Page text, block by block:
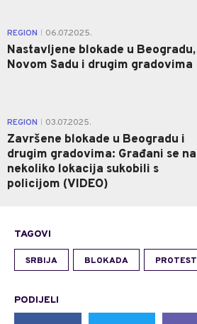
REGION 06.07.2025.
Nastavljene blokade u Beogradu,
Novom Sadu i drugim gradovima
REGION 03.07.2025.
Završene blokade u Beogradu i
drugim gradovima: Građani se na
nekoliko lokacija sukobili s
policijom (VIDEO)
TAGOVI
SRBIJA BLOKADA PROTEST
PODIJELI